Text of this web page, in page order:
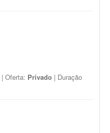
| Oferta: Privado | Duração